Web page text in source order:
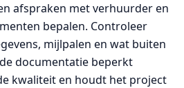
afspraken met verhuurder en
bepalen. Controleer
mijlpalen en wat buiten
documentatie beperkt
kwaliteit en houdt het project